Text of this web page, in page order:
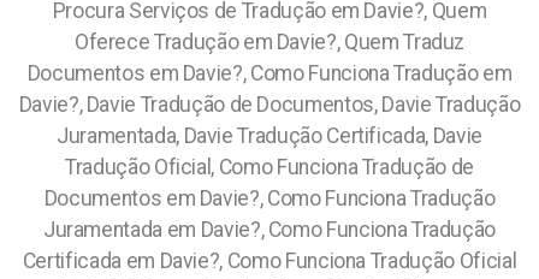
Procura Serviços de Tradução em Davie?, Quem
Oferece Tradução em Davie?, Quem Traduz
Documentos em Davie?, Como Funciona Tradução em
Davie?, Davie Tradução de Documentos, Davie Tradução
Juramentada, Davie Tradução Certificada, Davie
Tradução Oficial, Como Funciona Tradução de
Documentos em Davie?, Como Funciona Tradução
Juramentada em Davie?, Como Funciona Tradução
Certificada em Davie?, Como Funciona Tradução Oficial